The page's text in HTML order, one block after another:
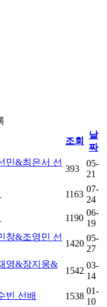
조회
날
짜
민&최은서 선
393
05-
21
1163
07-
24
1190
06-
19
창&조영민 선
1420
05-
27
영&장지웅&
1542
03-
14
빈 선배 1538
01-
10